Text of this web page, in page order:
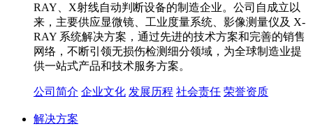
RAY、X射线自动判断设备的制造企业。公司自成立以
来，主要供应显微镜、工业度量系统、影像测量仪及 X-
RAY 系统解决方案，通过先进的技术方案和完善的销售
网络，不断引领无损伤检测细分领域，为全球制造业提
供一站式产品和技术服务方案。
公司简介 企业文化 发展历程 社会责任 荣誉资质
解决方案